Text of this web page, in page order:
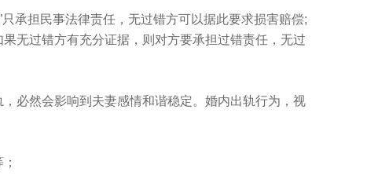
承担民事法律责任，无过错方可以据此要求损害赔偿;
无过错方有充分证据，则对方要承担过错责任，无过
然会影响到夫妻感情和谐稳定。婚内出轨行为，视